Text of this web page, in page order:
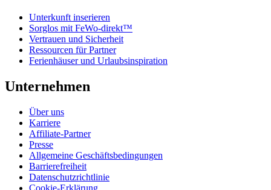
Unterkunft inserieren
Sorglos mit FeWo-direkt™
Vertrauen und Sicherheit
Ressourcen für Partner
Ferienhäuser und Urlaubsinspiration
Unternehmen
Über uns
Karriere
Affiliate-Partner
Presse
Allgemeine Geschäftsbedingungen
Barrierefreiheit
Datenschutzrichtlinie
Cookie-Erklärung